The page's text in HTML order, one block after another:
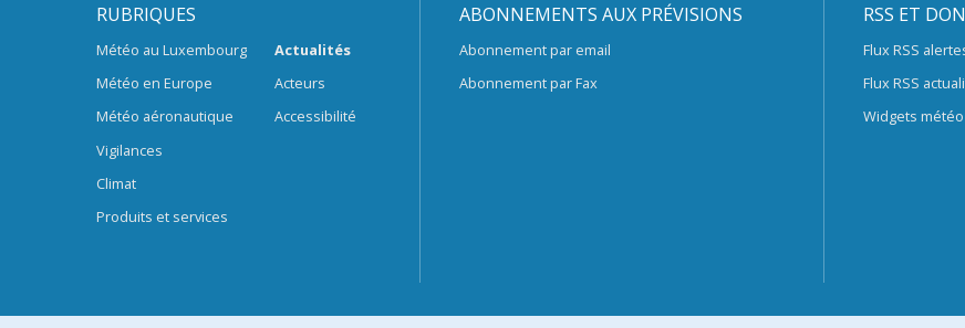
RUBRIQUES
Météo au Luxembourg
Météo en Europe
Météo aéronautique
Vigilances
Climat
Produits et services
Actualités
Acteurs
Accessibilité
ABONNEMENTS AUX PRÉVISIONS
Abonnement par email
Abonnement par Fax
RSS ET
Flux RSS
Flux RSS
Widgets météo